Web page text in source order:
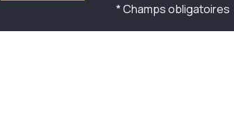
* Champs obligatoires